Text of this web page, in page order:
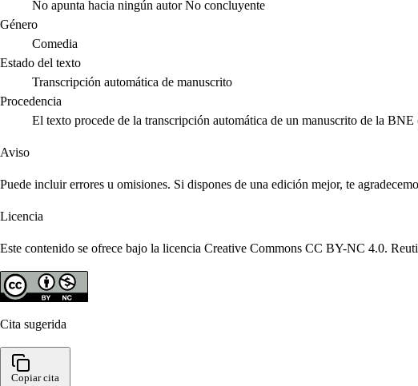
No apunta hacia ningún autor No concluyente
Género
Comedia
Estado del texto
Transcripción automática de manuscrito
Procedencia
El texto procede de la transcripción automática de un manuscrito de la
Aviso
Puede incluir errores u omisiones. Si dispones de una edición mejor, te
Licencia
Este contenido se ofrece bajo la licencia Creative Commons CC BY-NC 4.0.
Cita sugerida
Copiar cita